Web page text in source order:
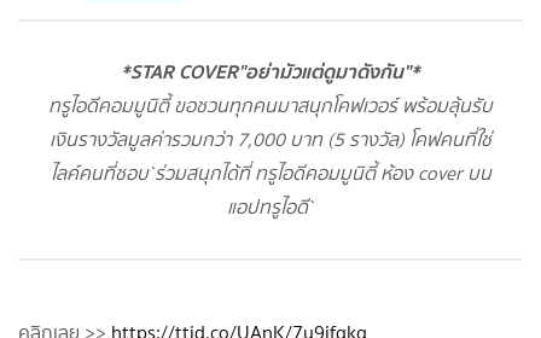
*STAR COVER"อย่ามัวแต่ดูมาดังกัน"*
ทรูไอดีคอมมูนิตี้ ขอชวนทุกคนมาสนุกโคฟเวอร์ พร้อมลุ้นรับ
เงินรางวัลมูลค่ารวมกว่า 7,000 บาท (5 รางวัล) โคฟคนที่ใช่
ไลค์คนที่ชอบ`ร่วมสนุกได้ที่ ทรูไอดีคอมมูนิตี้ ห้อง cover บน
แอปทรูไอดี`
คลิกเลย >> https://ttid.co/UAnK/7y9jfqkq